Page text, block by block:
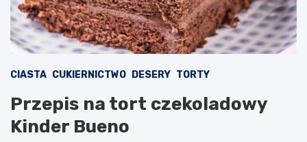
CIASTA CUKIERNICTWO DESERY TORTY
Przepis na tort czekoladowy
Kinder Bueno